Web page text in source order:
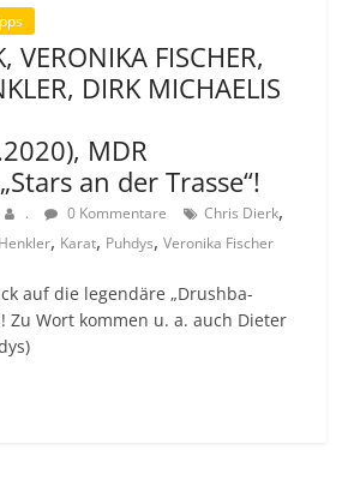
VERONIKA FISCHER,
DIRK MICHAELIS
MDR
an der Trasse“!
. 0 Kommentare Chris Dierk,
, Karat, Puhdys,Veronika Fischer
auf die legendäre „Drushba-
Zu Wort kommen u. a. auch Dieter